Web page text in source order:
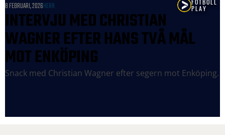
8 FEBRUARI, 2026HERR
INTERVJU MED CHRISTIAN
WAGNER EFTER HANS TVÅ MÅL
MOT ENKÖPING
Snack med Christian Wagner efter segern mot Enköping.